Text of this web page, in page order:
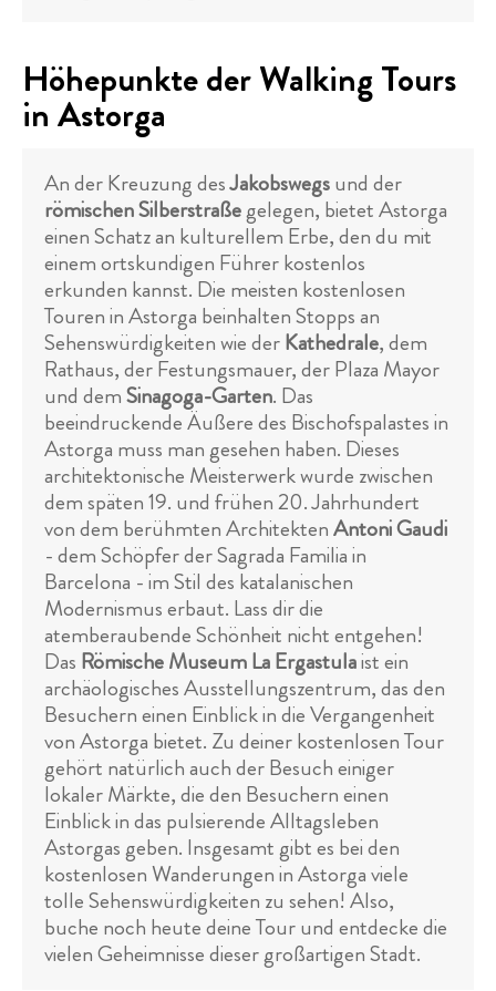
Höhepunkte der Walking Tours
in Astorga
An der Kreuzung desJakobswegsund der
römischen Silberstraßegelegen, bietet Astorga
einen Schatz an kulturellem Erbe, den du mit
einem ortskundigen Führer kostenlos
erkunden kannst. Die meisten kostenlosen
Touren in Astorga beinhalten Stopps an
Sehenswürdigkeiten wie derKathedrale, dem
Rathaus, der Festungsmauer, der Plaza Mayor
und demSinagoga-Garten. Das
beeindruckende Äußere des Bischofspalastes in
Astorga muss man gesehen haben. Dieses
architektonische Meisterwerk wurde zwischen
dem späten 19. und frühen 20. Jahrhundert
von dem berühmten ArchitektenAntoni Gaudi
- dem Schöpfer der Sagrada Familia in
Barcelona - im Stil des katalanischen
Modernismus erbaut. Lass dir die
atemberaubende Schönheit nicht entgehen!
Das Römische Museum La Ergastulaist ein
archäologisches Ausstellungszentrum, das den
Besuchern einen Einblick in die Vergangenheit
von Astorga bietet. Zu deiner kostenlosen Tour
gehört natürlich auch der Besuch einiger
lokaler Märkte, die den Besuchern einen
Einblick in das pulsierende Alltagsleben
Astorgas geben. Insgesamt gibt es bei den
kostenlosen Wanderungen in Astorga viele
tolle Sehenswürdigkeiten zu sehen! Also,
buche noch heute deine Tour und entdecke die
vielen Geheimnisse dieser großartigen Stadt.